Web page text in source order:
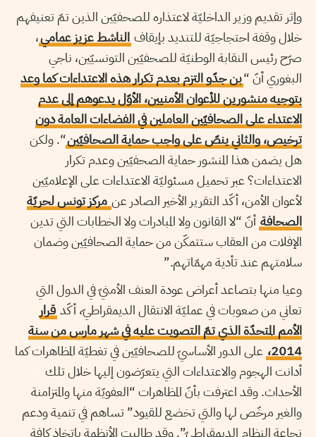
وإثر تقديم وزير الداخليّة لاعتذاره للصحفيّين الذين تمّ تعنيفهم
خلال وقفة احتجاجيّة للتنديد بإيقاف الناشط عزيز عمامي،
صرّح رئيس النقابة الوطنيّة للصحفيّين التونسيّين، ناجي
البغوري أنّ “بن جدّو التزم بعدم تكرار هذه الاعتداءات كما وعد
بتوجيه منشورين للأعوان الأمنيين، الأوّل يدعوهم إلى عدم
الاعتداء على الصحافيّين العاملين في الفضاءات العامة دون
ترخيص، والثاني ينصّ على واجب حماية الصحافيّين“. ولكن
هل يضمن هذا المنشور حماية الصحفيّين وعدم تكرار
الاعتداءات؟ عبر تحميل مسئوليّة الاعتداءات على الإعلاميّين
لأعوان الأمن، أكّد التقرير الأخير الصادر عن مركز تونس لحريّة
الصحافة أنّ “لا القانون ولا المبادرات ولا الخطابات التي تدين
الإفلات من العقاب ستتمكّن من حماية الصحافيّين وضمان
سلامتهم عند تأدية مهمّاتهم.”
وعيا منها بتصاعد أعراض عودة العنف الأمنيّ في الدول التي
تعاني من صعوبات في عمليّة الانتقال الديمقراطيّ، أكّد قرار
الأمم المتحدّة الذي تمّ التصويت عليه في شهر مارس من سنة
2014، على الدور الأساسيّ للصحافيّين في تغطيّة المظاهرات كما
أدانت الهجوم والاعتداءات التي يتعرّضون إليها خلال تلك
الأحداث. وقد اعترفت بأنّ المظاهرات “العفويّة منها والمتزامنة
والغير مرخّص لها والتي تخضع للقيود” تساهم في تنمية ودعم
نجاعة النظام الديمقراطيّ”. وقد طالبت الأنظمة باتخاذ كافة